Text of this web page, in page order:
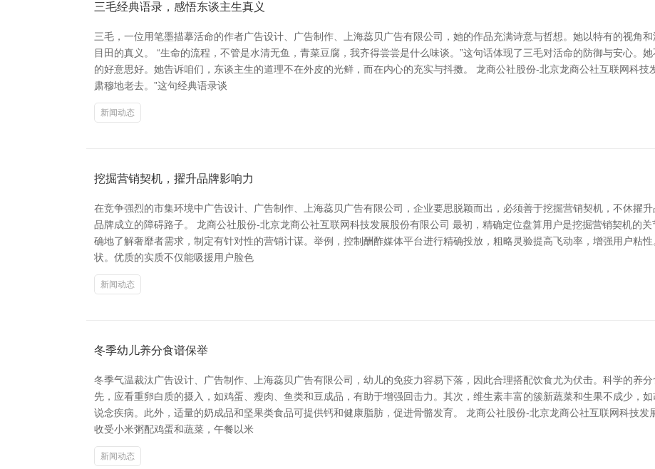
三毛经典语录，感悟东谈主生真义
三毛，一位用笔墨描摹活命的作者广告设计、广告制作、上海蕊贝广告有限公司，她的作品充满诗意与哲想。她以特有的视角
目田的真义。 “生命的流程，不管是水清无鱼，青菜豆腐，我齐得尝尝是什么味谈。”这句话体现了三毛对活命的防御与安心。
的好意思好。她告诉咱们，东谈主生的道理不在外皮的光鲜，而在内心的充实与抖擞。 龙商公社股份-北京龙商公社互联网科技
肃穆地老去。”这句经典语录谈
新闻动态
挖掘营销契机，擢升品牌影响力
在竞争强烈的市集环境中广告设计、广告制作、上海蕊贝广告有限公司，企业要思脱颖而出，必须善于挖掘营销契机，不休擢
品牌成立的障碍路子。 龙商公社股份-北京龙商公社互联网科技发展股份有限公司 最初，精确定位盘算用户是挖掘营销契机的
确地了解奢靡者需求，制定有针对性的营销计谋。举例，控制酬酢媒体平台进行精确投放，粗略灵验提高飞动率，增强用户粘
状。优质的实质不仅能吸援用户脸色
新闻动态
冬季幼儿养分食谱保举
冬季气温裁汰广告设计、广告制作、上海蕊贝广告有限公司，幼儿的免疫力容易下落，因此合理搭配饮食尤为伏击。科学的养
先，应看重卵白质的摄入，如鸡蛋、瘦肉、鱼类和豆成品，有助于增强回击力。其次，维生素丰富的簇新蔬菜和生果不成少，
说念疾病。此外，适量的奶成品和坚果类食品可提供钙和健康脂肪，促进骨骼发育。 龙商公社股份-北京龙商公社互联网科技
收受小米粥配鸡蛋和蔬菜，午餐以米
新闻动态